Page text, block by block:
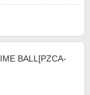
BALL[PZCA-